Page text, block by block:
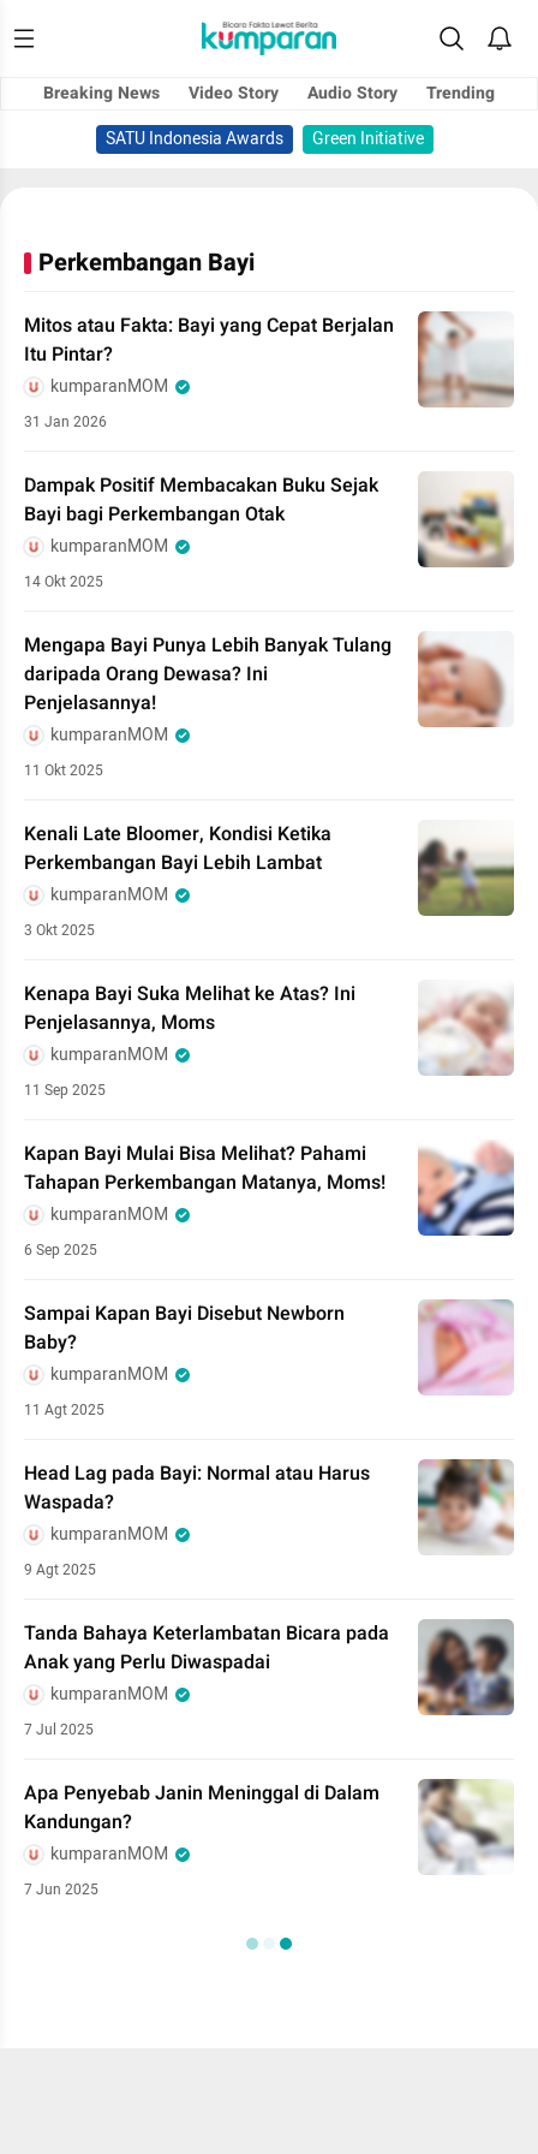
Breaking News Video Story Audio Story
Trending
SATU Indonesia Awards
Green Initiative
Perkembangan Bayi
Mitos atau Fakta: Bayi yang Cepat Berjalan
Itu Pintar?
kumparanMOM
31 Jan 2026
Dampak Positif Membacakan Buku Sejak
Bayi bagi Perkembangan Otak
kumparanMOM
14 Okt 2025
Mengapa Bayi Punya Lebih Banyak Tulang
daripada Orang Dewasa? Ini
Penjelasannya!
kumparanMOM
11 Okt 2025
Kenali Late Bloomer, Kondisi Ketika
Perkembangan Bayi Lebih Lambat
kumparanMOM
3 Okt 2025
Kenapa Bayi Suka Melihat ke Atas? Ini
Penjelasannya, Moms
kumparanMOM
11 Sep 2025
Kapan Bayi Mulai Bisa Melihat? Pahami
Tahapan Perkembangan Matanya, Moms!
kumparanMOM
6 Sep 2025
Sampai Kapan Bayi Disebut Newborn
Baby?
kumparanMOM
11 Agt 2025
Head Lag pada Bayi: Normal atau Harus
Waspada?
kumparanMOM
9 Agt 2025
Tanda Bahaya Keterlambatan Bicara pada
Anak yang Perlu Diwaspadai
kumparanMOM
7 Jul 2025
Apa Penyebab Janin Meninggal di Dalam
Kandungan?
kumparanMOM
7 Jun 2025